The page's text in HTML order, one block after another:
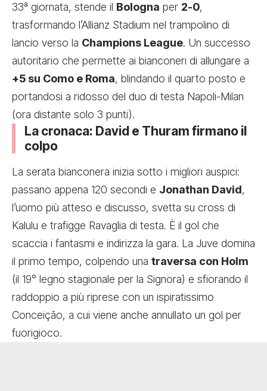
33ª giornata, stende il Bologna per 2-0,
trasformando l’Allianz Stadium nel trampolino di
lancio verso la Champions League. Un successo
autoritario che permette ai bianconeri di allungare a
+5 su Como e Roma, blindando il quarto posto e
portandosi a ridosso del duo di testa Napoli-Milan
(ora distante solo 3 punti).
La cronaca: David e Thuram firmano il
colpo
La serata bianconera inizia sotto i migliori auspici:
passano appena 120 secondi e Jonathan David,
l’uomo più atteso e discusso, svetta su cross di
Kalulu e trafigge Ravaglia di testa. È il gol che
scaccia i fantasmi e indirizza la gara. La Juve domina
il primo tempo, colpendo una traversa con Holm
(il 19° legno stagionale per la Signora) e sfiorando il
raddoppio a più riprese con un ispiratissimo
Conceição, a cui viene anche annullato un gol per
fuorigioco.